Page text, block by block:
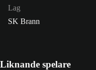
Lag
SK Brann
Liknande spelare